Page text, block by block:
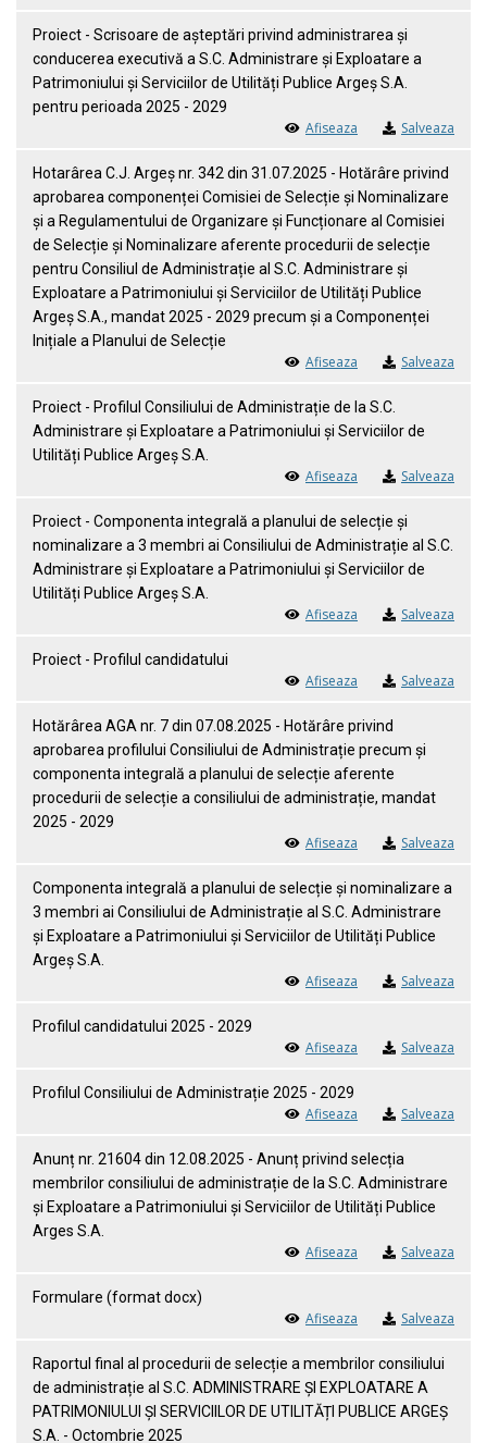
Proiect - Scrisoare de așteptări privind administrarea și
conducerea executivă a S.C. Administrare și Exploatare a
Patrimoniului și Serviciilor de Utilități Publice Argeș S.A.
pentru perioada 2025 - 2029
Afiseaza Salveaza
Hotarârea C.J. Argeș nr. 342 din 31.07.2025 - Hotărâre privind
aprobarea componenței Comisiei de Selecție și Nominalizare
și a Regulamentului de Organizare și Funcționare al Comisiei
de Selecție și Nominalizare aferente procedurii de selecție
pentru Consiliul de Administrație al S.C. Administrare și
Exploatare a Patrimoniului și Serviciilor de Utilități Publice
Argeș S.A., mandat 2025 - 2029 precum și a Componenței
Inițiale a Planului de Selecție
Afiseaza Salveaza
Proiect - Profilul Consiliului de Administrație de la S.C.
Administrare și Exploatare a Patrimoniului și Serviciilor de
Utilități Publice Argeș S.A.
Afiseaza Salveaza
Proiect - Componenta integrală a planului de selecție și
nominalizare a 3 membri ai Consiliului de Administrație al S.C.
Administrare și Exploatare a Patrimoniului și Serviciilor de
Utilități Publice Argeș S.A.
Afiseaza Salveaza
Proiect - Profilul candidatului
Afiseaza Salveaza
Hotărârea AGA nr. 7 din 07.08.2025 - Hotărâre privind
aprobarea profilului Consiliului de Administrație precum și
componenta integrală a planului de selecție aferente
procedurii de selecție a consiliului de administrație, mandat
2025 - 2029
Afiseaza Salveaza
Componenta integrală a planului de selecție și nominalizare a
3 membri ai Consiliului de Administrație al S.C. Administrare
și Exploatare a Patrimoniului și Serviciilor de Utilități Publice
Argeș S.A.
Afiseaza Salveaza
Profilul candidatului 2025 - 2029
Afiseaza Salveaza
Profilul Consiliului de Administrație 2025 - 2029
Afiseaza Salveaza
Anunț nr. 21604 din 12.08.2025 - Anunț privind selecția
membrilor consiliului de administrație de la S.C. Administrare
și Exploatare a Patrimoniului și Serviciilor de Utilități Publice
Arges S.A.
Afiseaza Salveaza
Formulare (format docx)
Afiseaza Salveaza
Raportul final al procedurii de selecție a membrilor consiliului
de administrație al S.C. ADMINISTRARE ȘI EXPLOATARE A
PATRIMONIULUI ȘI SERVICIILOR DE UTILITĂȚI PUBLICE ARGEȘ
S.A. - Octombrie 2025